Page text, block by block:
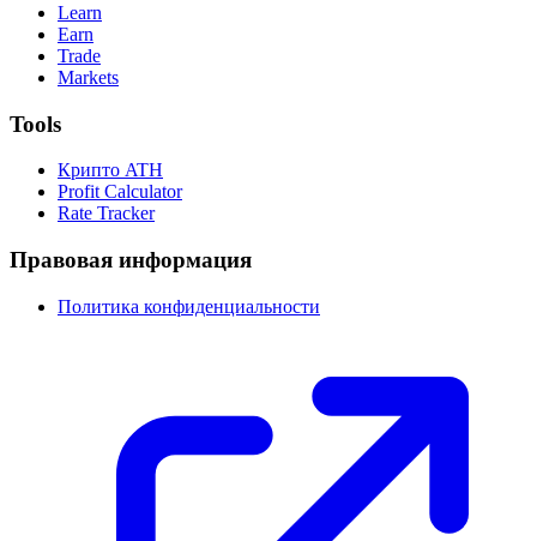
Learn
Earn
Trade
Markets
Tools
Крипто ATH
Profit Calculator
Rate Tracker
Правовая информация
Политика конфиденциальности